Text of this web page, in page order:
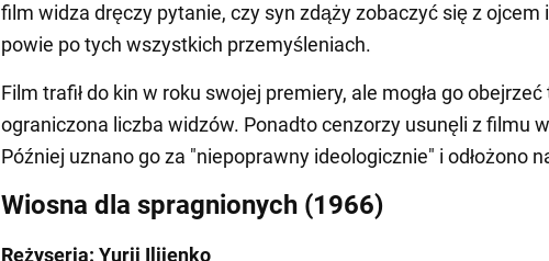
film widza dręczy pytanie, czy syn zdąży zobaczyć się z ojcem
powie po tych wszystkich przemyśleniach.
Film trafił do kin w roku swojej premiery, ale mogła go
ograniczona liczba widzów. Ponadto cenzorzy usunęli z filmu
Później uznano go za "niepoprawny ideologicznie" i odłożono
Wiosna dla spragnionych (1966)
Reżyseria: Yurii Iliienko